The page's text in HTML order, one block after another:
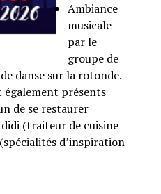
Ambiance
musicale
par le
groupe de
danse sur la rotonde.
présents
de se restaurer
(traiteur de cuisine
d’inspiration